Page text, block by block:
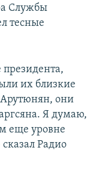
Службы
тесные
президента,
их близкие
они
Я думаю,
еще уровне
Радио